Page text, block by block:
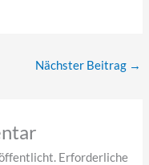
Nächster Beitrag →
Erforderliche